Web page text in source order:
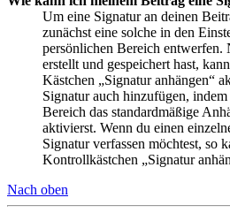
Um eine Signatur an deinen
zunächst eine solche in den
persönlichen Bereich entwerfen.
erstellt und gespeichert hast,
Kästchen „Signatur anhängen“
Signatur auch hinzufügen,
Bereich das standardmäßige
aktivierst. Wenn du einen
Signatur verfassen möchtest, so
Kontrollkästchen „Signatur
Nach oben